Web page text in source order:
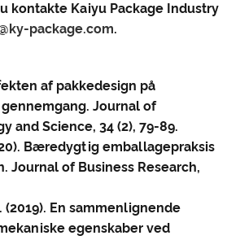
kontakte Kaiyu Package Industry
package.com.
af ​​pakkedesign på
Journal of
and Science, 34 (2), 79-89.
Bæredygtig emballagepraksis
Journal of Business Research,
(2019). En sammenlignende
egenskaber ved